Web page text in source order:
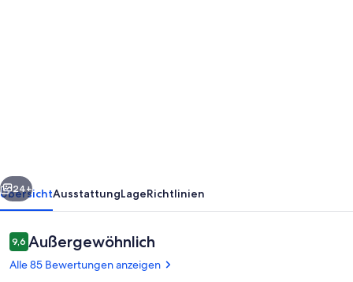
Lage,
in
Waldnähe
gelegen.
Weiter
24+
ÜbersichtAusstattungLageRichtlinien
Bewertungen
9,69,6 von 10.
Außergewöhnlich
Alle 85 Bewertungen anzeigen